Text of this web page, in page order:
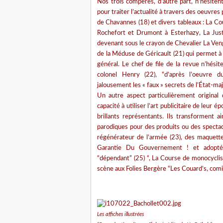
Nos trois compères, d’autre part,
pour traiter l’actualité à travers des
de Chavannes (18) et divers tableaux : La
Rochefort et Drumont à Esterhazy, La
devenant sous le crayon de Chevalier La
de la Méduse de Géricault (21) qui permet
général. Le chef de file de la revue
colonel Henry (22), “d’après l’oeuvre
jalousement les « faux » secrets de l’État-
Un autre aspect particulièrement
capacité à utiliser l’art publicitaire de leur
brillants représentants. Ils transforment
parodiques pour des produits ou des
régénérateur de l’armée (23), des
Garantie Du Gouvernement ! et adopté
“dépendant” (25) “, La Course de
scène aux Folies Bergère “Les Couard’s,
Les affiches illustrées